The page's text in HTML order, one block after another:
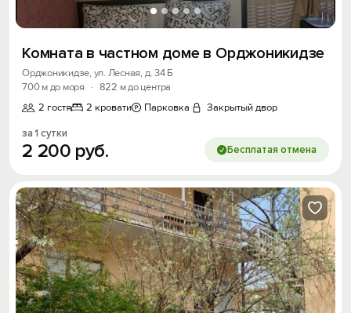
Комната в частном доме в Орджоникидзе
Орджоникидзе, ул. Лесная, д. 34 Б
700 м до моря
· 822 м до центра
2 гостя
2 кровати Парковка Закрытый двор
за 1 сутки
2 200 руб. Бесплатая отмена